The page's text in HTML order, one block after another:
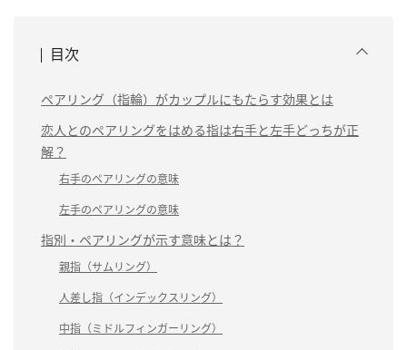
目次
ペアリング（指輪）がカップルにもたらす効果とは
恋人とのペアリングをはめる指は右手と左手どっちが正
解？
右手のペアリングの意味
左手のペアリングの意味
指別・ペアリングが示す意味とは？
親指（サムリング）
人差し指（インデックスリング）
中指（ミドルフィンガーリング）